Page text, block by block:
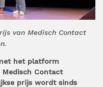
van Medisch Contact
het platform
Medisch Contact
prijs wordt sinds